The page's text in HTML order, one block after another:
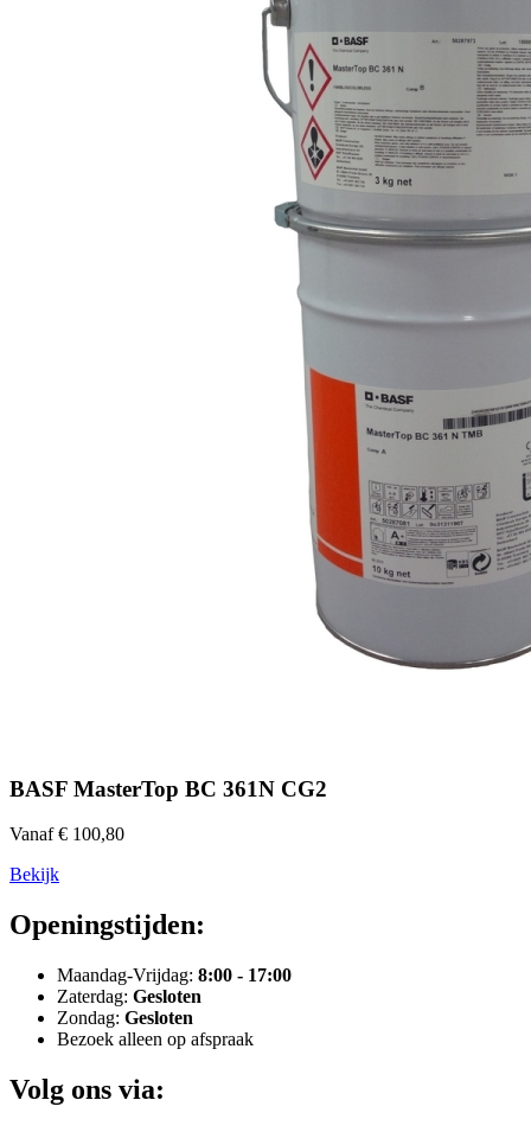
BASF MasterTop BC 361N CG2
Vanaf € 100,80
Bekijk
Openingstijden:
Maandag-Vrijdag: 8:00 - 17:00
Zaterdag: Gesloten
Zondag: Gesloten
Bezoek alleen op afspraak
Volg ons via: